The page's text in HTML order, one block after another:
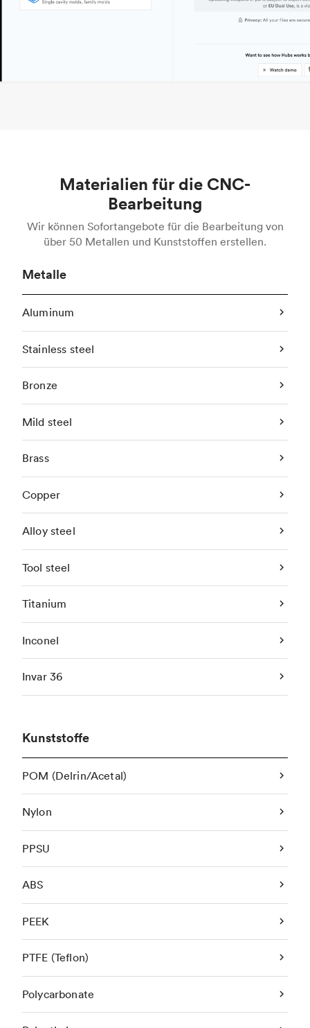
Materialien für die CNC-
Bearbeitung
Wir können Sofortangebote für die Bearbeitung von
über 50 Metallen und Kunststoffen erstellen.
Metalle
Aluminum
Stainless steel
Bronze
Mild steel
Brass
Copper
Alloy steel
Tool steel
Titanium
Inconel
Invar 36
Kunststoffe
POM (Delrin/Acetal)
Nylon
PPSU
ABS
PEEK
PTFE (Teflon)
Polycarbonate